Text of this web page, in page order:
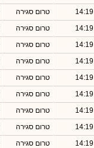
14:19 טרום סגירה
14:19 טרום סגירה
14:19 טרום סגירה
14:19 טרום סגירה
14:19 טרום סגירה
14:19 טרום סגירה
14:19 טרום סגירה
14:19 טרום סגירה
14:19 טרום סגירה